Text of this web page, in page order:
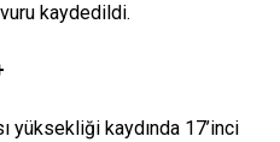
kaydedildi.
yüksekliği kaydında 17’inci